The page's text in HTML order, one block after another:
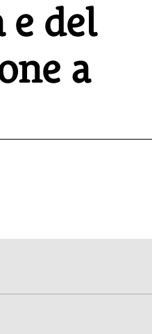
e del
a